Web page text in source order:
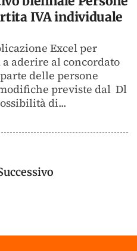
IVA individuale
Excel per
aderire al concordato
delle persone
previste dal Dl
di...